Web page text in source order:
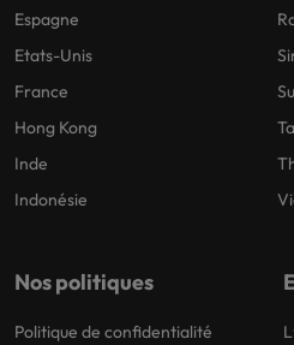
Espagne
Etats-Unis
France
Hong Kong
Inde
Indonésie
Nos politiques
Politique de confidentialité